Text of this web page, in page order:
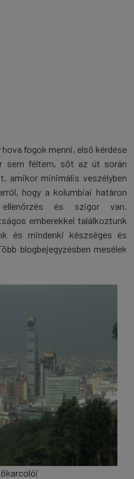
fogok menni, első kérdése
sem féltem, sőt az út során
amikor minimális veszélyben
hogy a kolumbiai határon
és szigor van.
emberekkel találkoztunk
és mindenki készséges és
blogbejegyzésben mesélek